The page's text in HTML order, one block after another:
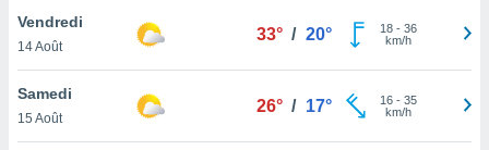
un
la
du
Vendredi
14 Août
33° / 20° 18- 36
km/h
Samedi
15 Août
26° / 17° 16- 35
km/h